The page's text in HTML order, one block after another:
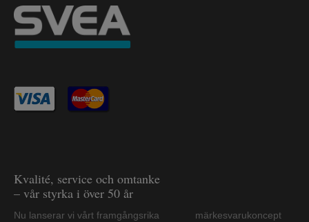
Kvalité, service och omtanke
– vår styrka i över 50 år
Nu lanserar vi vårt framgångsrika märkesvarukoncept